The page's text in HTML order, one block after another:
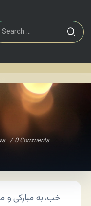
0 Comments
خب، به مبارکی و